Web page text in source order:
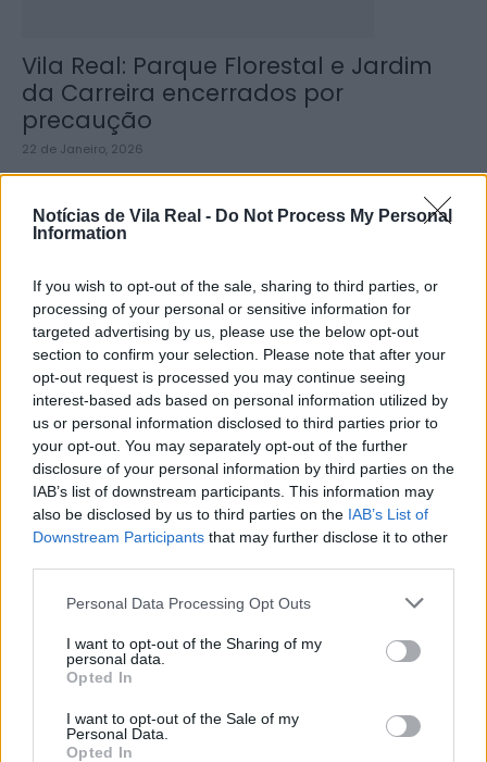
Notícias de Vila Real - Do Not Process My Personal
Information
If you wish to opt-out of the sale, sharing to third parties, or
processing of your personal or sensitive information for
targeted advertising by us, please use the below opt-out
section to confirm your selection. Please note that after your
opt-out request is processed you may continue seeing
interest-based ads based on personal information utilized by
us or personal information disclosed to third parties prior to
your opt-out. You may separately opt-out of the further
disclosure of your personal information by third parties on the
IAB’s list of downstream participants. This information may
also be disclosed by us to third parties on the IAB’s List of
Downstream Participants that may further disclose it to other
Personal Data Processing Opt Outs
I want to opt-out of the Sharing of my
personal data.
Opted In
I want to opt-out of the Sale of my
Personal Data.
Opted In
Vila Real: Parque Florestal e Jardim
da Carreira encerrados por
precaução
22 de Janeiro, 2026
Montalegre: Jovem francês
resgatado após queda nas Sete
Lagoas, em Cabril
6 de Agosto, 2026
Município de Lamego instala nova
cabine de apoio para taxistas